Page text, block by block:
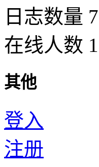
日志数量
在线人数
其他
登入
注册